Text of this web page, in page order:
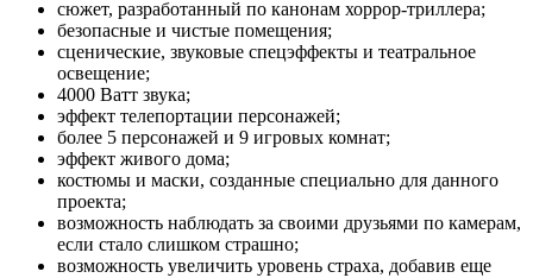
сюжет, разработанный по канонам хоррор-триллера;
безопасные и чистые помещения;
сценические, звуковые спецэффекты и театральное
освещение;
4000 Ватт звука;
эффект телепортации персонажей;
более 5 персонажей и 9 игровых комнат;
эффект живого дома;
костюмы и маски, созданные специально для данного
проекта;
возможность наблюдать за своими друзьями по камерам,
если стало слишком страшно;
возможность увеличить уровень страха, добавив еще